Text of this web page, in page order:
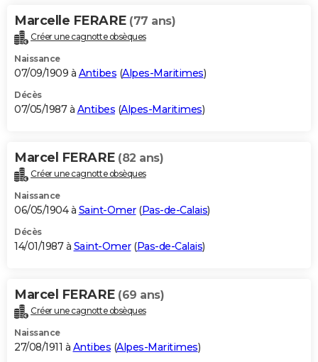
Marcelle FERARE (77 ans)
Créer une cagnotte obsèques
Naissance
07/09/1909 à Antibes (Alpes-Maritimes)
Décès
07/05/1987 à Antibes (Alpes-Maritimes)
Marcel FERARE (82 ans)
Créer une cagnotte obsèques
Naissance
06/05/1904 à Saint-Omer(Pas-de-Calais)
Décès
14/01/1987 à Saint-Omer(Pas-de-Calais)
Marcel FERARE (69 ans)
Créer une cagnotte obsèques
Naissance
27/08/1911 à Antibes (Alpes-Maritimes)